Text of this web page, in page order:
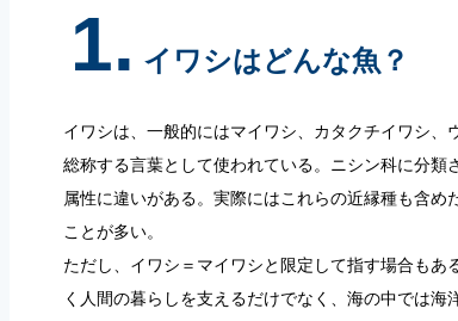
1. イワシはどんな魚？
イワシは、一般的にはマイワシ、カタクチイワシ、
総称する言葉として使われている。ニシン科に分類
属性に違いがある。実際にはこれらの近縁種も含め
ことが多い。
ただし、イワシ＝マイワシと限定して指す場合もあ
く人間の暮らしを支えるだけでなく、海の中では海